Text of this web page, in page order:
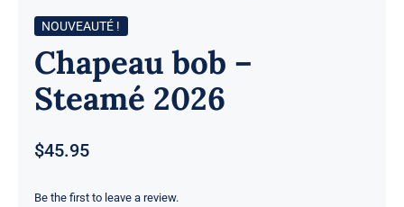
NOUVEAUTÉ !
Chapeau bob –
Steamé 2026
$45.95
Be the first to leave a review.